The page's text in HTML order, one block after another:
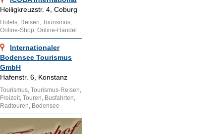
Heiligkreuzstr. 4, Coburg
Hotels, Reisen, Tourismus,
Online-Shop, Online-Handel
Internationaler
Bodensee Tourismus
GmbH
Hafenstr. 6, Konstanz
Tourismus, Tourismus-Reisen,
Freizeit, Touren, Busfahrten,
Radtouren, Bodensee